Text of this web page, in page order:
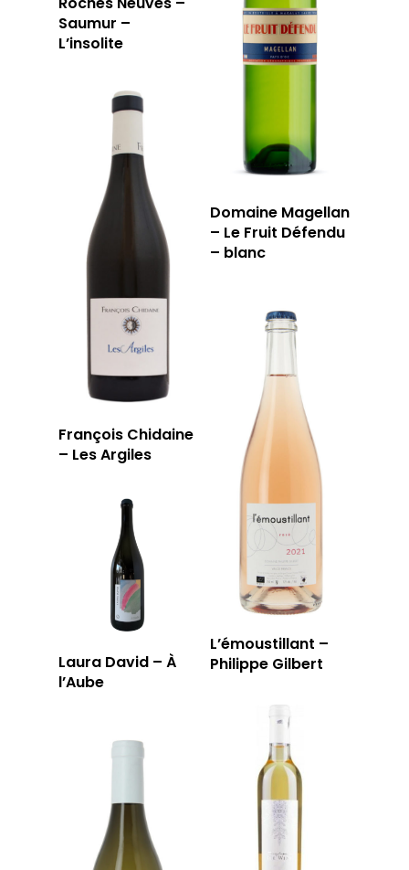
Saumur –
L’insolite
Domaine Magellan
– Le Fruit Défendu
– blanc
François Chidaine
– Les Argiles
L’émoustillant –
Philippe Gilbert
Laura David – À
l’Aube
JOUR
RÉSERVER
59 rue Grignan
T: 04 91 33 46 59